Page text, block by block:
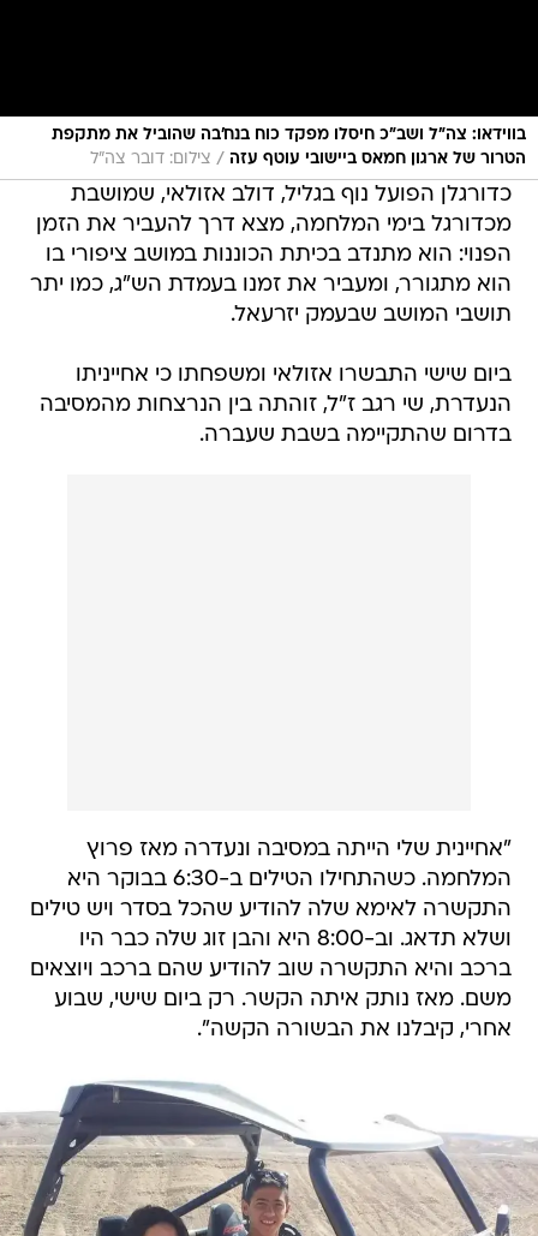
בווידאו: צה"ל ושב"כ חיסלו מפקד כוח בנח'בה שהוביל את מתקפת
הטרור של ארגון חמאס ביישובי עוטף עזה / צילום: דובר צה"ל
כדורגלן הפועל נוף בגליל, דולב אזולאי, שמושבת
מכדורגל בימי המלחמה, מצא דרך להעביר את הזמן
הפנוי: הוא מתנדב בכיתת הכוננות במושב ציפורי בו
הוא מתגורר, ומעביר את זמנו בעמדת הש"ג, כמו יתר
תושבי המושב שבעמק יזרעאל.
ביום שישי התבשרו אזולאי ומשפחתו כי אחייניתו
הנעדרת, שי רגב ז"ל, זוהתה בין הנרצחות מהמסיבה
בדרום שהתקיימה בשבת שעברה.
"אחיינית שלי הייתה במסיבה ונעדרה מאז פרוץ
המלחמה. כשהתחילו הטילים ב-6:30 בבוקר היא
התקשרה לאימא שלה להודיע שהכל בסדר ויש טילים
ושלא תדאג. וב-8:00 היא והבן זוג שלה כבר היו
ברכב והיא התקשרה שוב להודיע שהם ברכב ויוצאים
משם. מאז נותק איתה הקשר. רק ביום שישי, שבוע
אחרי, קיבלנו את הבשורה הקשה".